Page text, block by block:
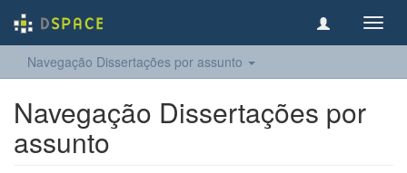
Navegação Dissertações por assunto
Navegação Dissertações por
assunto